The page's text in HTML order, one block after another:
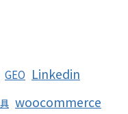
GEO Linkedin
woocommerce